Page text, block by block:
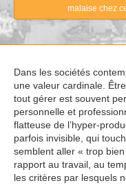
malaise chez
Dans les sociétés
une valeur cardinale.
tout gérer est souvent
personnelle et
flatteuse de l’hyper-
parfois invisible, qui
semblent aller « trop
rapport au travail, au
les critères par lesquels